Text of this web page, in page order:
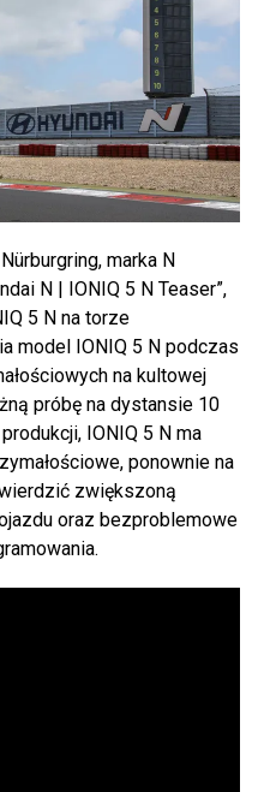
marka N
N | IONIQ 5 N Teaser”,
5 N na torze
model IONIQ 5 N podczas
na kultowej
próbę na dystansie 10
IONIQ 5 N ma
ponownie na
zwiększoną
oraz bezproblemowe